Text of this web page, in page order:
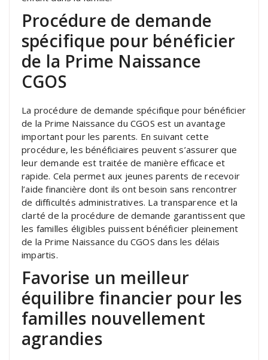
Procédure de demande
spécifique pour bénéficier
de la Prime Naissance
CGOS
La procédure de demande spécifique pour bénéficier
de la Prime Naissance du CGOS est un avantage
important pour les parents. En suivant cette
procédure, les bénéficiaires peuvent s’assurer que
leur demande est traitée de manière efficace et
rapide. Cela permet aux jeunes parents de recevoir
l’aide financière dont ils ont besoin sans rencontrer
de difficultés administratives. La transparence et la
clarté de la procédure de demande garantissent que
les familles éligibles puissent bénéficier pleinement
de la Prime Naissance du CGOS dans les délais
impartis.
Favorise un meilleur
équilibre financier pour les
familles nouvellement
agrandies